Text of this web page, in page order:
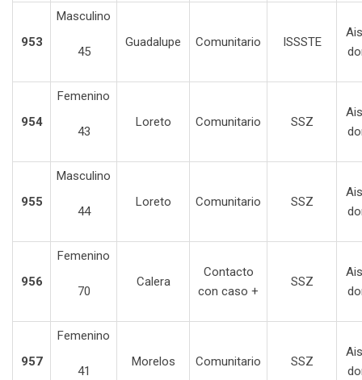
953
Masculino
45
Guadalupe Comunitario ISSSTE
954
Femenino
43
Loreto Comunitario SSZ
955
Masculino
44
Loreto Comunitario SSZ
956
Femenino
70
Calera
Contacto
con caso +
SSZ
957
Femenino
41
Morelos Comunitario SSZ